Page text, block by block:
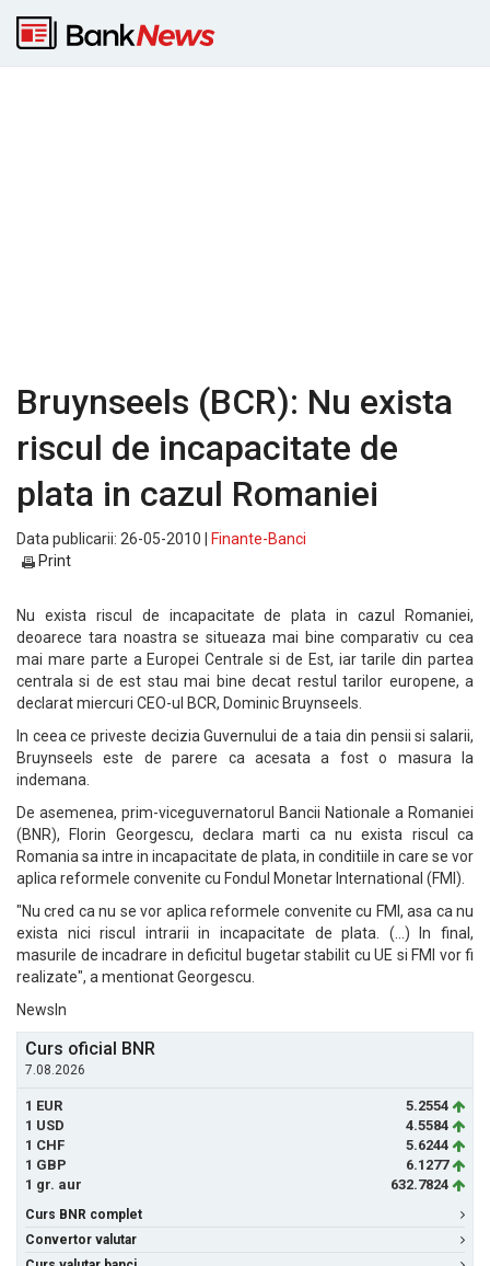
Bruynseels (BCR): Nu exista
riscul de incapacitate de
plata in cazul Romaniei
Data publicarii: 26-05-2010 |
Finante-Banci
Print
Nu exista riscul de incapacitate de plata in cazul Romaniei,
deoarece tara noastra se situeaza mai bine comparativ cu cea
mai mare parte a Europei Centrale si de Est, iar tarile din partea
centrala si de est stau mai bine decat restul tarilor europene, a
declarat miercuri CEO-ul BCR, Dominic Bruynseels.
In ceea ce priveste decizia Guvernului de a taia din pensii si salarii,
Bruynseels este de parere ca acesata a fost o masura la
indemana.
De asemenea, prim-viceguvernatorul Bancii Nationale a Romaniei
(BNR), Florin Georgescu, declara marti ca nu exista riscul ca
Romania sa intre in incapacitate de plata, in conditiile in care se vor
aplica reformele convenite cu Fondul Monetar International (FMI).
"Nu cred ca nu se vor aplica reformele convenite cu FMI, asa ca nu
exista nici riscul intrarii in incapacitate de plata. (...) In final,
masurile de incadrare in deficitul bugetar stabilit cu UE si FMI vor fi
realizate", a mentionat Georgescu.
NewsIn
Curs oficial BNR
7.08.2026
1 EUR
5.2554
1 USD
4.5584
1 CHF
5.6244
1 GBP
6.1277
1 gr. aur
632.7824
Curs BNR complet
Convertor valutar